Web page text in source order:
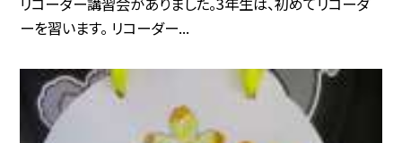
ーを習います。 リコーダー...